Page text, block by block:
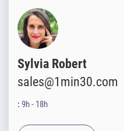
Sylvia Robert
sales@1min30.com
: 9h - 18h